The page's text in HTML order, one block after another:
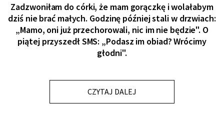
Zadzwoniłam do córki, że mam gorączkę i wolałabym
dziś nie brać małych. Godzinę później stali w drzwiach:
„Mamo, oni już przechorowali, nic im nie będzie". O
piątej przyszedł SMS: „Podasz im obiad? Wrócimy
głodni".
CZYTAJ DALEJ